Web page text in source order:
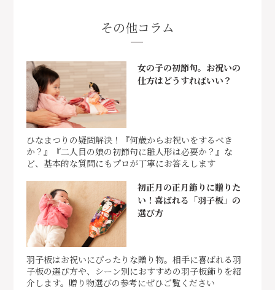
その他コラム
女の子の初節句。お祝いの
仕方はどうすればいい？
ひなまつりの疑問解決！『何歳からお祝いをするべき
か？』『二人目の娘の初節句に雛人形は必要か？』な
ど、基本的な質問にもプロが丁寧にお答えします
初正月の正月飾りに贈りた
い！喜ばれる「羽子板」の
選び方
羽子板はお祝いにぴったりな贈り物。相手に喜ばれる羽
子板の選び方や、シーン別におすすめの羽子板飾りを紹
介します。贈り物選びの参考にぜひご覧ください